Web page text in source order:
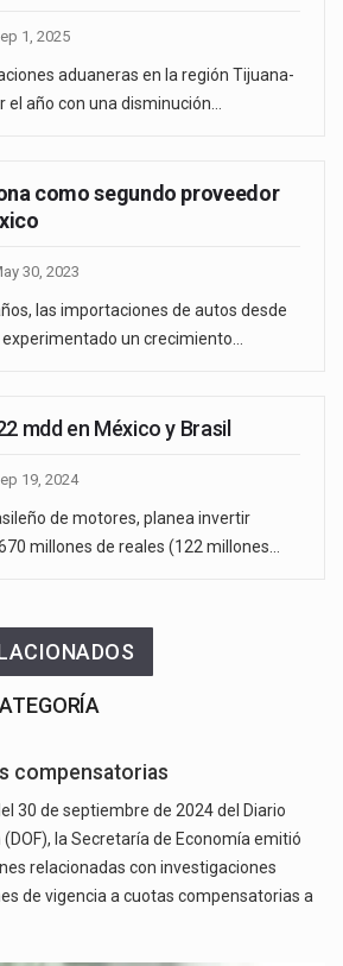
1, 2025
aduaneras en la región Tijuana-
año con una disminución…
como segundo proveedor
30, 2023
las importaciones de autos desde
un crecimiento…
mdd en México y Brasil
19, 2024
de motores, planea invertir
millones de reales (122 millones…
compensatorias
30 de septiembre de 2024 del Diario
la Secretaría de Economía emitió
relacionadas con investigaciones
de vigencia a cuotas compensatorias a